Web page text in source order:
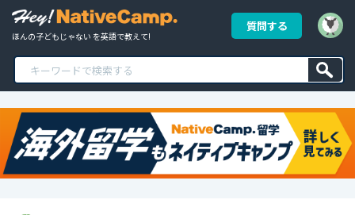
ほんの子どもじゃない を英語で教えて!
質問する